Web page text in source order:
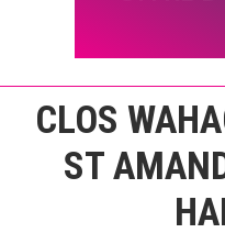
CLOS
ST